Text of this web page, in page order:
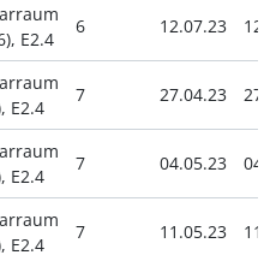
E2.4
6 12.07.23
E2.4
7 27.04.23
E2.4
7 04.05.23
E2.4
7 11.05.23